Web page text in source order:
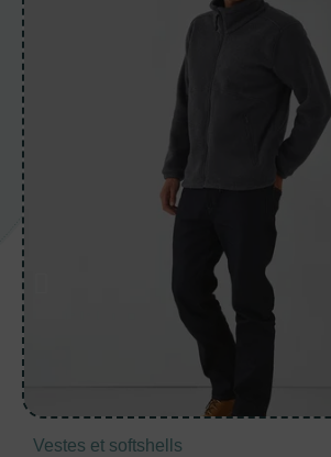
Vestes et softshells